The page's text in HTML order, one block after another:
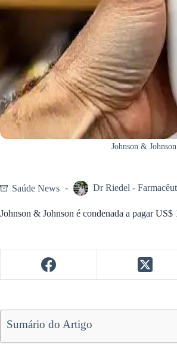
Johnson &
Saúde News Dr Riedel -
Johnson & Johnson é condenada a pagar
Sumário do Artigo